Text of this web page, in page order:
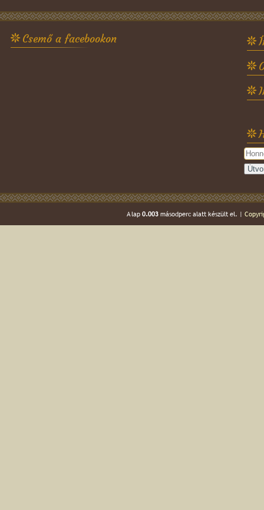
Csemő a facebookon
A lap 0.003másodperc alatt készült el. |